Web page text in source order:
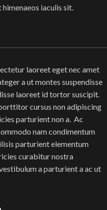
iaculis sit.
laoreet eget nec amet
a ut montes suspendisse
laoreet id tortor suscipit.
cursus non adipiscing
parturient non a. Ac
nam condimentum
parturient elementum
curabitur nostra
a parturient a ac ut